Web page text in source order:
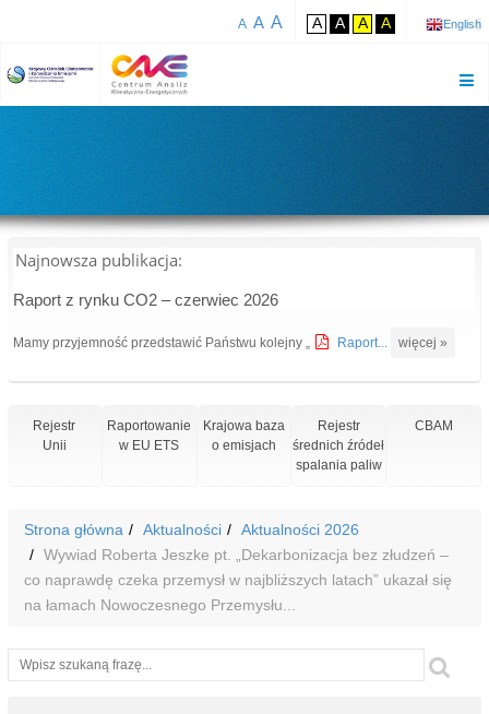
A A A A A A A English
Najnowsza publikacja:
Raport z rynku CO2 – czerwiec 2026
Mamy przyjemność przedstawić Państwu kolejny „ Raport... więcej »
Rejestr
Unii
Raportowanie
w EU ETS
Krajowa baza
o emisjach
Rejestr
średnich źródeł
spalania paliw
CBAM
Strona główna Aktualności
Aktualności 2026
Wywiad Roberta Jeszke pt. „Dekarbonizacja bez złudzeń –
co naprawdę czeka przemysł w najbliższych latach” ukazał się
na łamach Nowoczesnego Przemysłu...
Wyszukiwarka